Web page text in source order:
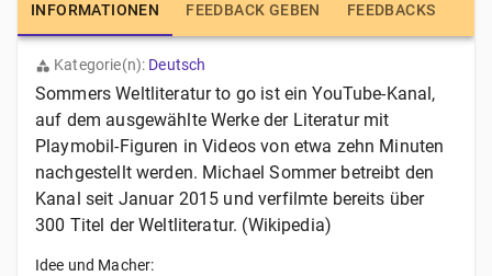
INFORMATIONEN FEEDBACK GEBEN FEEDBACKS
Kategorie(n): Deutsch
Sommers Weltliteratur to go ist ein YouTube-Kanal,
auf dem ausgewählte Werke der Literatur mit
Playmobil-Figuren in Videos von etwa zehn Minuten
nachgestellt werden. Michael Sommer betreibt den
Kanal seit Januar 2015 und verfilmte bereits über
300 Titel der Weltliteratur. (Wikipedia)
Idee und Macher: